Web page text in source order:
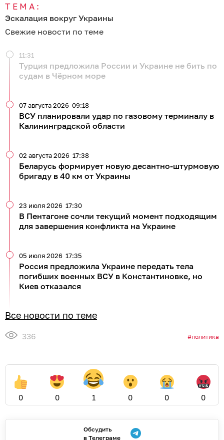
ТЕМА:
Эскалация вокруг Украины
Свежие новости по теме
Турция предложила России и Украине не бить по
судам в Чёрном море
11:31
ВСУ планировали удар по газовому терминалу в
Калининградской области
07 августа 2026 09:18
Беларусь формирует новую десантно-штурмовую
бригаду в 40 км от Украины
02 августа 2026 17:38
В Пентагоне сочли текущий момент подходящим
для завершения конфликта на Украине
23 июля 2026 17:30
Россия предложила Украине передать тела
погибших военных ВСУ в Константиновке, но
Киев отказался
05 июля 2026 17:35
Все новости по теме
336 политика
0 0 1 0 0 0
Обсудить
в Телеграме